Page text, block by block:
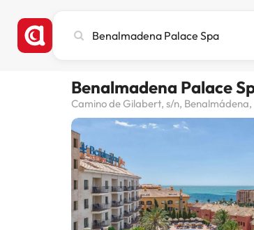
cidade,
destino
Benalmadena Palace
Camino de Gilabert, s/n, Benalmádena,